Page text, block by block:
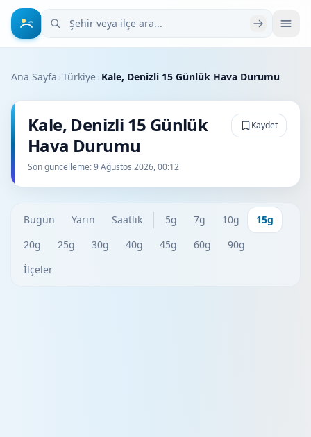
Şehir veya ilçe ara
Ana Sayfa ›Türkiye› Kale, Denizli 15 Günlük Hava Durumu
Kale, Denizli 15 Günlük
Hava Durumu
Son güncelleme:9 Ağustos 2026, 00:12
Kaydet
Bugün Yarın Saatlik 5g 7g 10g
15g
20g
25g 30g 40g 45g 60g
90g
İlçeler